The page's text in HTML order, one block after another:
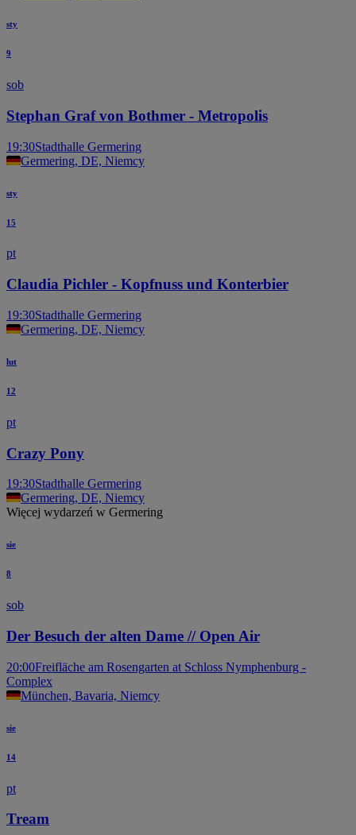
sty
9
sob
Stephan Graf von Bothmer - Metropolis
19:30Stadthalle Germering
Germering, DE, Niemcy
sty
15
pt
Claudia Pichler - Kopfnuss und Konterbier
19:30Stadthalle Germering
Germering, DE, Niemcy
lut
12
pt
Crazy Pony
19:30Stadthalle Germering
Germering, DE, Niemcy
Więcej wydarzeń w Germering
sie
8
sob
Der Besuch der alten Dame // Open Air
20:00Freifläche am Rosengarten at Schloss Nymphenburg -
Complex
München, Bavaria, Niemcy
sie
14
pt
Tream